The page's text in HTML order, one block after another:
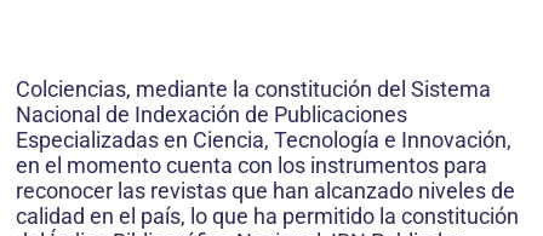
Colciencias, mediante la constitución del Sistema
Nacional de Indexación de Publicaciones
Especializadas en Ciencia, Tecnología e Innovación,
en el momento cuenta con los instrumentos para
reconocer las revistas que han alcanzado niveles de
calidad en el país, lo que ha permitido la constitución